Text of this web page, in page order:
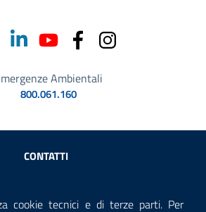
cookie tecnici e di terze parti. Per
Ambientali
800.061.160
Utili
CONTATTI